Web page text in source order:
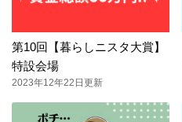
第10回【暮らしニスタ大賞】
特設会場
2023年12年22日更新